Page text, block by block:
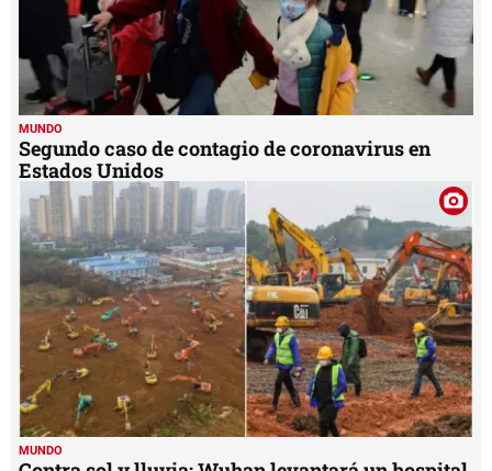
MUNDO
Segundo caso de contagio de coronavirus en
Estados Unidos
MUNDO